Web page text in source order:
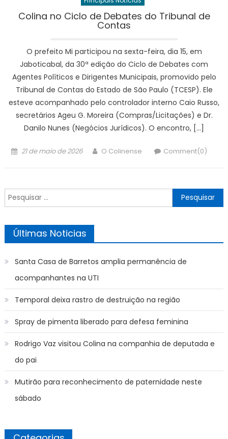
Colina no Ciclo de Debates do Tribunal de
Contas
O prefeito Mi participou na sexta-feira, dia 15, em
Jaboticabal, da 30ª edição do Ciclo de Debates com
Agentes Políticos e Dirigentes Municipais, promovido pelo
Tribunal de Contas do Estado de São Paulo (TCESP). Ele
esteve acompanhado pelo controlador interno Caio Russo,
secretários Ageu G. Moreira (Compras/Licitações) e Dr.
Danilo Nunes (Negócios Jurídicos). O encontro, […]
Posted
21 de maio de 2026 Author
O Colinense Comment(0)
Pesquisar
por:
Últimas Noticias
Santa Casa de Barretos amplia permanência de
acompanhantes na UTI
Temporal deixa rastro de destruição na região
Spray de pimenta liberado para defesa feminina
Rodrigo Vaz visitou Colina na companhia de deputada e
do pai
Mutirão para reconhecimento de paternidade neste
sábado